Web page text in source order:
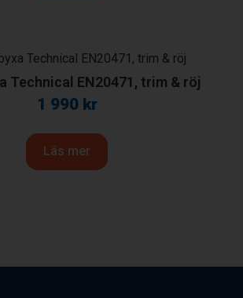
Technical EN20471, trim & röj
1 990 kr
Läs mer